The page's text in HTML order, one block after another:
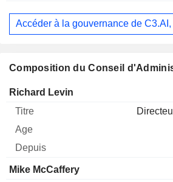
Accéder à la gouvernance de C3.AI,
Composition du Conseil
Administrateur
Richard Levin
Mike McCaffery